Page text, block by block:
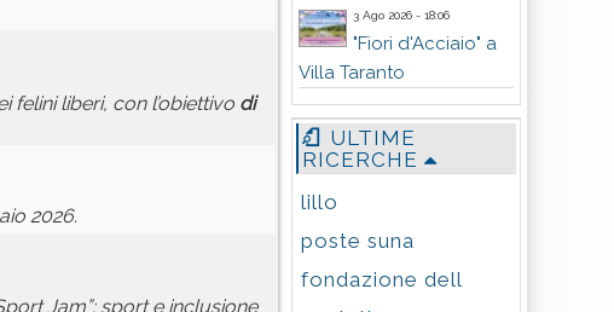
felini liberi, con l’obiettivo di
2026.
Jam”: sport e inclusione
3 Ago 2026 - 18:06
"Fiori d'Acciaio" a
Villa Taranto
ULTIME
RICERCHE
lillo
poste suna
fondazione dell